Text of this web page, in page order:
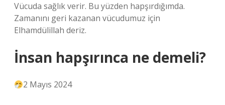
Vücuda sağlık verir. Bu yüzden hapşırdığımda.
Zamanını geri kazanan vücudumuz için
Elhamdülillah deriz.
İnsan hapşırınca ne demeli?
2 Mayıs 2024